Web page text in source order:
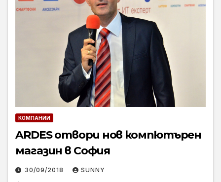
КОМПАНИИ
ARDES отвори нов компютърен
магазин в София
30/09/2018 SUNNY